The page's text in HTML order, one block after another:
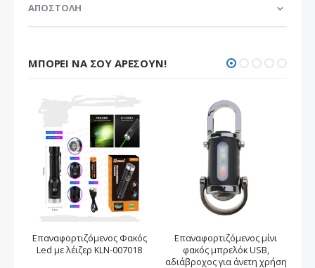
ΑΠΟΣΤΟΛΗ
ΜΠΟΡΕΊ ΝΑ ΣΟΥ ΑΡΈΣΟΥΝ!
Επαναφορτιζόμενος Φακός
Led με λέιζερ KLN-007018
Επαναφορτιζόμενος μίνι
φακός μπρελόκ USB,
αδιάβροχος για άνετη χρήση